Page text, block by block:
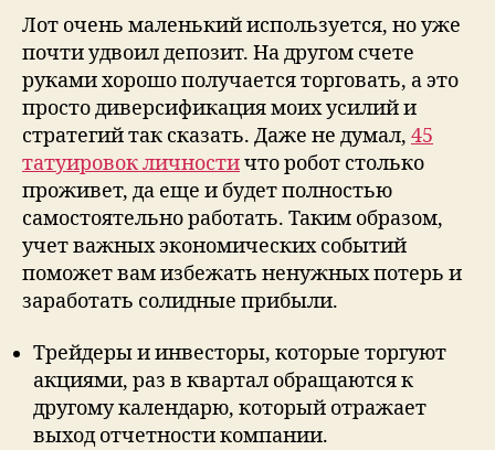
Лот очень маленький используется, но уже
почти удвоил депозит. На другом счете
руками хорошо получается торговать, а это
просто диверсификация моих усилий и
стратегий так сказать. Даже не думал, 45
татуировок личностичто робот столько
проживет, да еще и будет полностью
самостоятельно работать. Таким образом,
учет важных экономических событий
поможет вам избежать ненужных потерь и
заработать солидные прибыли.
Трейдеры и инвесторы, которые торгуют
акциями, раз в квартал обращаются к
другому календарю, который отражает
выход отчетности компании.